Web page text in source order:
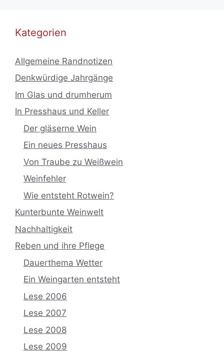
Kategorien
Allgemeine Randnotizen
Denkwürdige Jahrgänge
Im Glas und drumherum
In Presshaus und Keller
Der gläserne Wein
Ein neues Presshaus
Von Traube zu Weißwein
Weinfehler
Wie entsteht Rotwein?
Kunterbunte Weinwelt
Nachhaltigkeit
Reben und ihre Pflege
Dauerthema Wetter
Ein Weingarten entsteht
Lese 2006
Lese 2007
Lese 2008
Lese 2009